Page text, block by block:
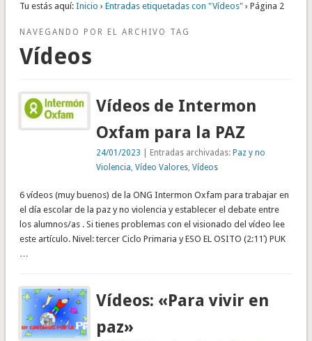
Tu estás aquí: Inicio › Entradas etiquetadas con "Vídeos"› Página 2
NAVEGANDO POR EL ARCHIVO TAG
Vídeos
Vídeos de Intermon
Oxfam para la PAZ
24/01/2023 | Entradas archivadas:Paz y no
Violencia ,Vídeo Valores ,Vídeos
6 vídeos (muy buenos) de la ONG Intermon Oxfam para trabajar en
el día escolar de la paz y no violencia y establecer el debate entre
los alumnos/as . Si tienes problemas con el visionado del vídeo lee
este artículo. Nivel: tercer Ciclo Primaria y ESO EL OSITO (2:11′) PUK
…
Vídeos: «Para vivir en
paz»